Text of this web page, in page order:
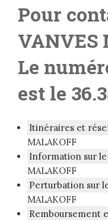
Pour
VANVES
Le
est le
Itinéraires et
MALAKOFF
Information sur
MALAKOFF
Perturbation sur
MALAKOFF
Remboursement